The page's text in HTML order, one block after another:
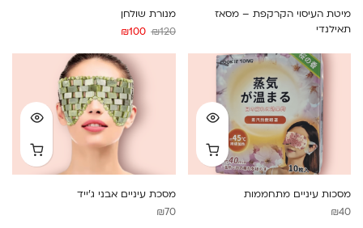
מיטת העיסוי הקרקפת – מסאז
תאילנדי
מנורת שולחן
₪120
המחיר
היה:
₪120.
₪100
הוא:
₪100.
מסכות עיניים מתחממות
₪40
מסכת עיניים אבני ג’ייד
₪70